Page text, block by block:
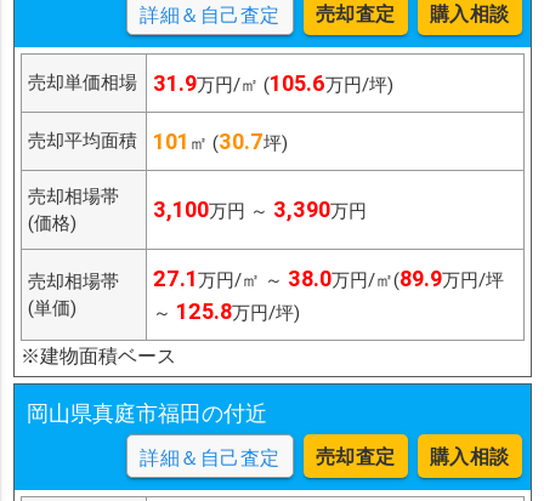
詳細＆自己査定 売却査定 購入相談
売却単価相場 31.9万円/㎡ (105.6万円/坪)
売却平均面積 101 ㎡ (30.7坪)
売却相場帯
(価格)
3,100万円 ～ 3,390万円
売却相場帯
(単価)
27.1万円/㎡ ～ 38.0万円/㎡(89.9万円/坪
～ 125.8万円/坪)
※建物面積ベース
岡山県真庭市福田の付近
詳細＆自己査定 売却査定 購入相談